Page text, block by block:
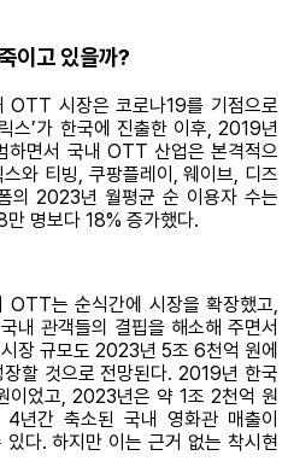
이고 있을까?
OTT 시장은 코로나19를 기점으로
스’가 한국에 진출한 이후, 2019년
하면서 국내 OTT 산업은 본격적으
와 티빙, 쿠팡플레이, 웨이브, 디즈
의 2023년 월평균 순 이용자 수는
명보다 18% 증가했다.
는 순식간에 시장을 확장했고,
내 관객들의 결핍을 해소해 주면서
장 규모도 2023년 5조 6천억 원에
할 것으로 전망된다. 2019년 한국
이었고, 2023년은 약 1조 2천억 원
년간 축소된 국내 영화관 매출이
다. 하지만 이는 근거 없는 착시현